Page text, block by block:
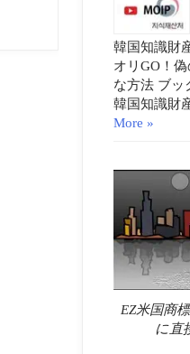
韓国知識財
オリGO！
な方法 ブッ
韓国知識財
More »
EZ米国商
に直